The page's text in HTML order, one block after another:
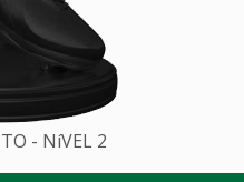
- NíVEL 2